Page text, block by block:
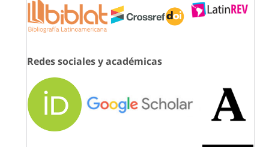
Redes sociales y académicas